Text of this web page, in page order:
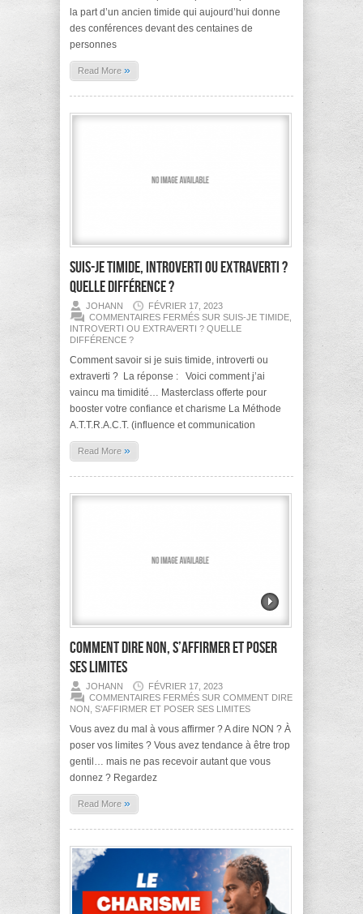
la part d’un ancien timide qui aujourd’hui donne
des conférences devant des centaines de
personnes
Read More »
Suis-je timide, introverti ou extraverti ?
Quelle différence ?
JOHANN
FÉVRIER 17, 2023
COMMENTAIRES FERMÉS SUR SUIS-JE TIMIDE,
INTROVERTI OU EXTRAVERTI ? QUELLE
DIFFÉRENCE ?
Comment savoir si je suis timide, introverti ou
extraverti ? La réponse : Voici comment j’ai
vaincu ma timidité… Masterclass offerte pour
booster votre confiance et charisme La Méthode
A.T.T.R.A.C.T. (influence et communication
Read More »
Comment dire NON, s’affirmer et poser
ses limites
JOHANN
FÉVRIER 17, 2023
COMMENTAIRES FERMÉS SUR COMMENT DIRE
NON, S’AFFIRMER ET POSER SES LIMITES
Vous avez du mal à vous affirmer ? A dire NON ? À
poser vos limites ? Vous avez tendance à être trop
gentil… mais ne pas recevoir autant que vous
donnez ? Regardez
Read More »